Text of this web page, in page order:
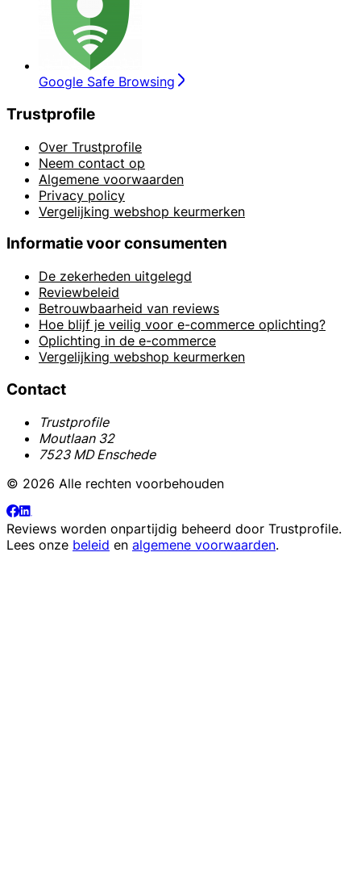
Google Safe Browsing
Trustprofile
Over Trustprofile
Neem contact op
Algemene voorwaarden
Privacy policy
Vergelijking webshop keurmerken
Informatie voor consumenten
De zekerheden uitgelegd
Reviewbeleid
Betrouwbaarheid van reviews
Hoe blijf je veilig voor e-commerce oplichting?
Oplichting in de e-commerce
Vergelijking webshop keurmerken
Contact
Trustprofile
Moutlaan 32
7523 MD Enschede
© 2026 Alle rechten voorbehouden
Reviews worden onpartijdig beheerd door Trustprofile.
Lees onze beleid en algemene voorwaarden.